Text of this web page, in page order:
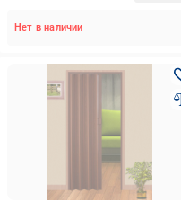
Нет в наличии